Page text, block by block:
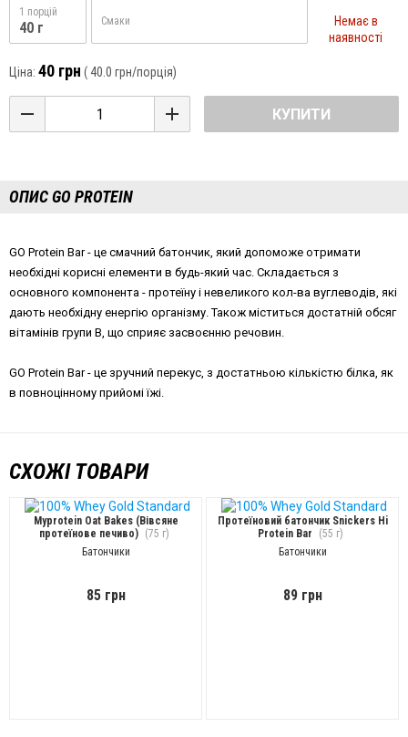
1 порцій
40 г Смаки
Немає в
наявності
Ціна: 40 грн (40.0 грн/порція)
КУПИТИ
ОПИС GO PROTEIN
GO Protein Bar - це смачний батончик, який допоможе отримати
необхідні корисні елементи в будь-який час. Складається з
основного компонента - протеїну і невеликого кол-ва вуглеводів, які
дають необхідну енергію організму. Також міститься достатній обсяг
вітамінів групи B, що сприяє засвоєнню речовин.
GO Protein Bar - це зручний перекус, з достатньою кількістю білка, як
в повноцінному прийомі їжі.
СХОЖІ ТОВАРИ
Myprotein Oat Bakes (Вівсяне
протеїнове печиво)
(75 г)
Батончики
85 грн
Протеїновий батончик Snickers Hi
Protein Bar
(55 г)
Батончики
89 грн